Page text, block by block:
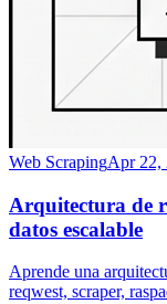
Web ScrapingApr 22,
Arquitectura de
datos escalable
Aprende una
reqwest, scraper,